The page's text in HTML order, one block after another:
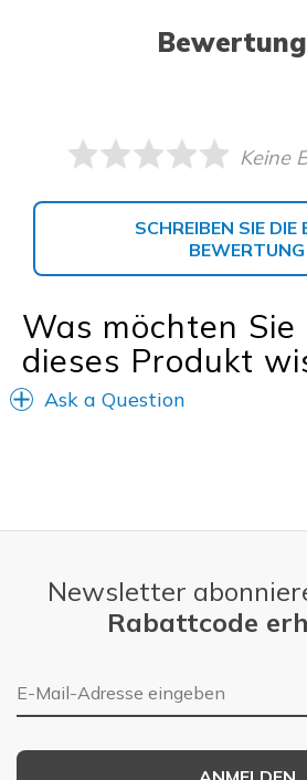
Keine
SCHREIBEN SIE DIE
BEWERTUNG
Was möchten Sie
dieses Produkt
Ask a Question
Newsletter
Rabattcode
E-Mail-Adresse